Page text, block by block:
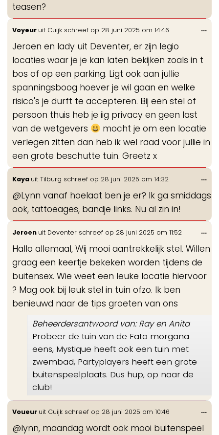
teasen?
Voyeur uit Cuijk schreef op 28 juni 2025 om 14:46
Jeroen en lady uit Deventer, er zijn legio
locaties waar je je kan laten bekijken zoals in t
bos of op een parking. Ligt ook aan jullie
spanningsboog hoever je wil gaan en welke
risico's je durft te accepteren. Bij een stel of
persoon thuis heb je iig privacy en geen last
van de wetgevers
mocht je om een locatie
verlegen zitten dan heb ik wel raad voor jullie in
een grote beschutte tuin. Greetz x
...
Kaya uit Tilburg schreef op 28 juni 2025 om 14:32
@Lynn vanaf hoelaat ben je er? Ik ga smiddags
ook, tattoeages, bandje links. Nu al zin in!
...
Jeroen uit Deventer schreef op 28 juni 2025 om 11:52
Hallo allemaal, Wij mooi aantrekkelijk stel. Willen
graag een keertje bekeken worden tijdens de
buitensex. Wie weet een leuke locatie hiervoor
? Mag ook bij leuk stel in tuin ofzo. Ik ben
benieuwd naar de tips groeten van ons
Beheerdersantwoord van: Ray en Anita
Probeer de tuin van de Fata morgana
eens, Mystique heeft ook een tuin met
zwembad, Partyplayers heeft een grote
buitenspeelplaats. Dus hup, op naar de
club!
...
Voueur uit Cuijk schreef op 28 juni 2025 om 10:46
@lynn, maandag wordt ook mooi buitenspeel
...